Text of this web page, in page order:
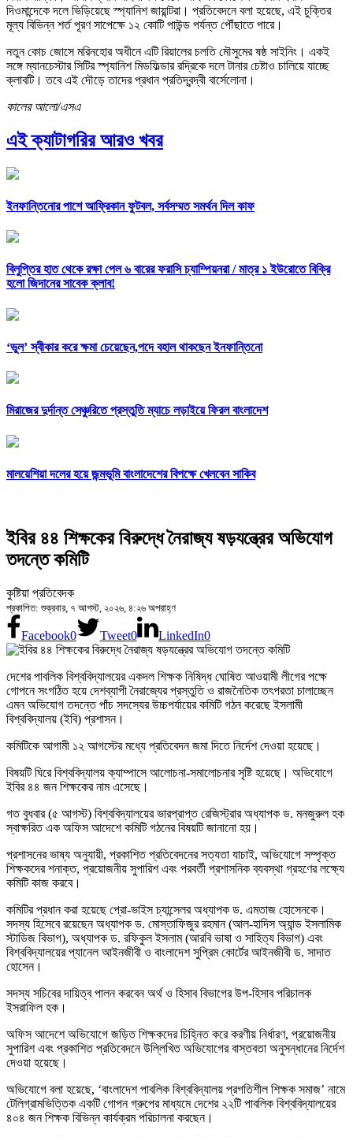
দিওমান্দেকে দলে ভিড়িয়েছে স্প্যানিশ জায়ান্টরা। প্রতিবেদনে বলা হয়েছে, এই চুক্তির
মূল্য বিভিন্ন শর্ত পূরণ সাপেক্ষে ১২ কোটি পাউন্ড পর্যন্ত পৌঁছাতে পারে।
নতুন কোচ জোসে মরিনহোর অধীনে এটি রিয়ালের চলতি মৌসুমের ষষ্ঠ সাইনিং। একই
সঙ্গে ম্যানচেস্টার সিটির স্প্যানিশ মিডফিল্ডার রদ্রিকে দলে টানার চেষ্টাও চালিয়ে যাচ্ছে
ক্লাবটি। তবে এই দৌড়ে তাদের প্রধান প্রতিদ্বন্দ্বী বার্সেলোনা।
কালের আলো/এসএ
এই ক্যাটাগরির আরও খবর
ইনফান্তিনোর পাশে আফ্রিকান ফুটবল, সর্বসম্মত সমর্থন দিল কাফ
বিলুপ্তির হাত থেকে রক্ষা পেল ৬ বারের ফরাসি চ্যাম্পিয়নরা /মাত্র ১ ইউরোতে বিক্রি
হলো জিদানের সাবেক ক্লাব!
‘ভুল’ স্বীকার করে ক্ষমা চেয়েছেন,পদে বহাল থাকছেন ইনফান্তিনো
মিরাজের দুর্দান্ত সেঞ্চুরিতে প্রস্তুতি ম্যাচে লড়াইয়ে ফিরল বাংলাদেশ
মালয়েশিয়া দলের হয়ে জন্মভূমি বাংলাদেশের বিপক্ষে খেলবেন সাকিব
ইবির ৪৪ শিক্ষকের বিরুদ্ধে নৈরাজ্য ষড়যন্ত্রের অভিযোগ
তদন্তে কমিটি
কুষ্টিয়া প্রতিবেদক
প্রকাশিত: শুক্রবার, ৭ আগস্ট, ২০২৬, ৪:২৬ অপরাহ্ণ
Facebook0 Tweet0 LinkedIn0
দেশের পাবলিক বিশ্ববিদ্যালয়ের একদল শিক্ষক নিষিদ্ধ ঘোষিত আওয়ামী লীগের পক্ষে
গোপনে সংগঠিত হয়ে দেশব্যাপী নৈরাজ্যের প্রস্তুতি ও রাজনৈতিক তৎপরতা চালাচ্ছেন
এমন অভিযোগ তদন্তে পাঁচ সদস্যের উচ্চপর্যায়ের কমিটি গঠন করেছে ইসলামী
বিশ্ববিদ্যালয় (ইবি) প্রশাসন।
কমিটিকে আগামী ১২ আগস্টের মধ্যে প্রতিবেদন জমা দিতে নির্দেশ দেওয়া হয়েছে।
বিষয়টি ঘিরে বিশ্ববিদ্যালয় ক্যাম্পাসে আলোচনা-সমালোচনার সৃষ্টি হয়েছে। অভিযোগে
ইবির ৪৪ জন শিক্ষকের নাম এসেছে।
গত বুধবার (৫ আগস্ট) বিশ্ববিদ্যালয়ের ভারপ্রাপ্ত রেজিস্ট্রার অধ্যাপক ড. মনজুরুল হক
স্বাক্ষরিত এক অফিস আদেশে কমিটি গঠনের বিষয়টি জানানো হয়।
প্রশাসনের ভাষ্য অনুযায়ী, প্রকাশিত প্রতিবেদনের সত্যতা যাচাই, অভিযোগে সম্পৃক্ত
শিক্ষকদের শনাক্ত, প্রয়োজনীয় সুপারিশ এবং পরবর্তী প্রশাসনিক ব্যবস্থা গ্রহণের লক্ষ্যে
কমিটি কাজ করবে।
কমিটির প্রধান করা হয়েছে প্রো-ভাইস চ্যান্সেলর অধ্যাপক ড. এমতাজ হোসেনকে।
সদস্য হিসেবে রয়েছেন অধ্যাপক ড. মোস্তাফিজুর রহমান (আল-হাদিস অ্যান্ড ইসলামিক
স্টাডিজ বিভাগ), অধ্যাপক ড. রফিকুল ইসলাম (আরবি ভাষা ও সাহিত্য বিভাগ) এবং
বিশ্ববিদ্যালয়ের প্যানেল আইনজীবী ও বাংলাদেশ সুপ্রিম কোর্টের আইনজীবী ড. সাদাত
হোসেন।
সদস্য সচিবের দায়িত্ব পালন করবেন অর্থ ও হিসাব বিভাগের উপ-হিসাব পরিচালক
ইসরাফিল হক।
অফিস আদেশে অভিযোগে জড়িত শিক্ষকদের চিহ্নিত করে করণীয় নির্ধারণ, প্রয়োজনীয়
সুপারিশ এবং প্রকাশিত প্রতিবেদনে উল্লিখিত অভিযোগের বাস্তবতা অনুসন্ধানের নির্দেশ
দেওয়া হয়েছে।
অভিযোগে বলা হয়েছে, ‘বাংলাদেশ পাবলিক বিশ্ববিদ্যালয় প্রগতিশীল শিক্ষক সমাজ’ নামে
টেলিগ্রামভিত্তিক একটি গোপন গ্রুপের মাধ্যমে দেশের ২২টি পাবলিক বিশ্ববিদ্যালয়ের
৪০৪ জন শিক্ষক বিভিন্ন কার্যক্রম পরিচালনা করছেন।